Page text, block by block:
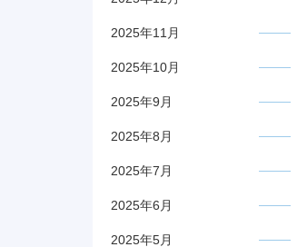
2025年11月
2025年10月
2025年9月
2025年8月
2025年7月
2025年6月
2025年5月